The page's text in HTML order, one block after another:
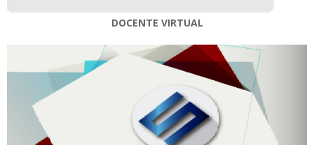
DOCENTE VIRTUAL